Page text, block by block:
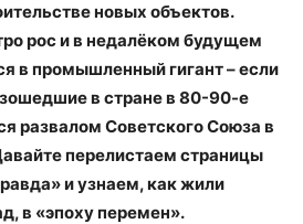
новых объектов.
рос и в недалёком будущем
в промышленный гигант – если
в стране в 80-90-е
развалом Советского Союза в
перелистаем страницы
и узнаем, как жили
в «эпоху перемен».